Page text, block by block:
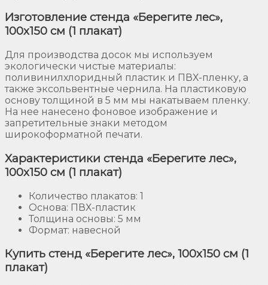
Изготовление стенда «Берегите лес»,
100х150 см (1 плакат)
Для производства досок мы используем
экологически чистые материалы:
поливинилхлоридный пластик и ПВХ-пленку, а
также эксольвентные чернила. На пластиковую
основу толщиной в 5 мм мы накатываем пленку.
На нее нанесено фоновое изображение и
запретительные знаки методом
широкоформатной печати.
Характеристики стенда «Берегите лес»,
100х150 см (1 плакат)
Количество плакатов: 1
Основа: ПВХ-пластик
Толщина основы: 5 мм
Формат: навесной
Купить стенд «Берегите лес», 100х150 см (1
плакат)